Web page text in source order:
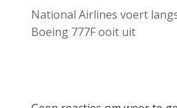
National Airlines voert
Boeing 777F ooit uit